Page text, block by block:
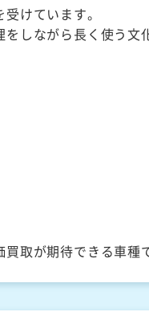
けています。
しながら長く使う文
取が期待できる車種